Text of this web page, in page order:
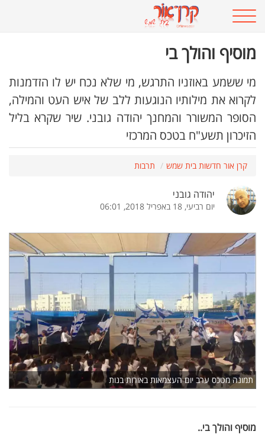
מוסיף והולך בי
מי ששמע באוזניו התרגש, מי שלא נכח יש לו הזדמנות
לקרוא את מילותיו הנוגעות ללב של איש העט והמילה,
הסופר המשורר והמחנך יהודה גובני. שיר שקרא בליל
הזיכרון תשע"ח בטכס המרכזי
קרן אור חדשות בית שמש תרבות
יהודה גובני
יום רביעי, 18 באפריל 2018, 06:01
תמונה מטכס ערב יום העצמאות באורות בנות
מוסיף והולך בי..